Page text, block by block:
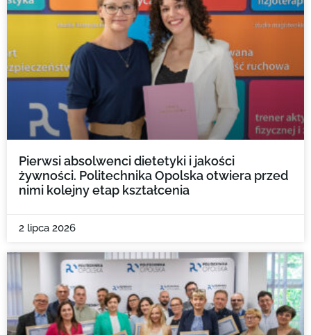
Pierwsi absolwenci dietetyki i jakości
żywności. Politechnika Opolska otwiera przed
nimi kolejny etap kształcenia
2 lipca 2026